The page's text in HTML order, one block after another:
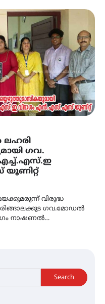
ലഹരി
ഗവ.
വിരുദ്ധ
ഗവ.മോഡൽ
നാഷണൽ…
Search